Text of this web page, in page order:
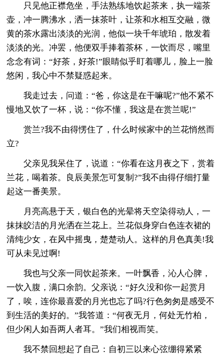
只见他正襟危坐，手法熟练地饮起茶来，执一端茶
壶，冲一腾沸水，洒一抹茶叶，让茶和水相互交融，微
黄的茶水露出淡淡的光润，他似一块千年琥珀，散发着
淡淡的光。冲罢，他便双手捧着茶杯，一饮而尽，嘴里
念念有词：“好茶，好茶!”眼睛似乎盯着哪儿，脸上一脸
悠闲，我心中不禁疑惑起来。
我走过去，问道：“爸，你这是在干嘛呢?”他不紧不
慢地又饮了一杯，说：“你不懂，我这是在赏兰呢!”
赏兰?我不由得愣住了，什么时候家中的兰花悄然而
立?
父亲见我呆住了，说道：“你看在这月夜之下，赏着
兰花，喝着茶。良辰美景怎可复制?”我不由得仔细打量
起这一番美景。
月亮高悬于天，银白色的光晕将天空染得动人，一
抹抹皎洁的月光洒在兰花上。兰花似身穿白色连衣裙的
清纯少女，在风中摇曳，楚楚动人。这样的月色真美!我
可从未见过啊!
我也与父亲一同饮起茶来。一叶飘香，沁人心脾，
一饮入腹，满口余韵。父亲说：“好久没和你一起赏月
了，唉，连你最喜爱的月光也忘了吗?行色匆匆是感受不
到生活的美好的。”我答道：“何夜无月，何处无竹柏，
但少闲人如吾两人者耳。”我们相视而笑。
我不禁回想起了自己：自初三以来心弦绷得紧紧